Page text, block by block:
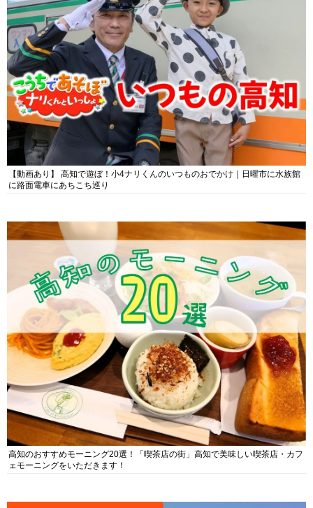
【動画あり】 高知で遊ぼ！小4ナリくんのいつものおでかけ｜日曜市に水族館
に路面電車にあちこち巡り
高知のおすすめモーニング20選！「喫茶店の街」高知で美味しい喫茶店・カフ
ェモーニングをいただきます！